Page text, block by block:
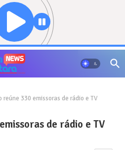
reúne 330 emissoras de rádio e TV
de rádio e TV